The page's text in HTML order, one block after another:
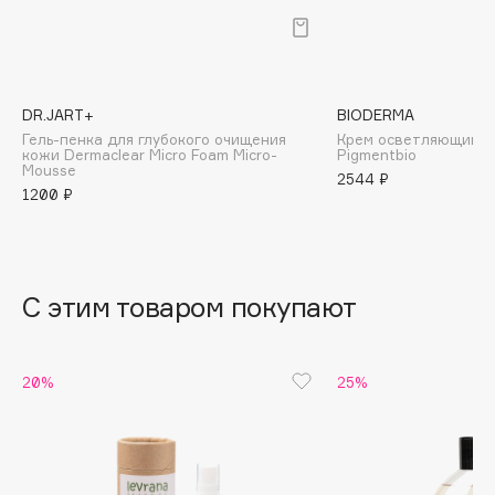
Balmain Hair Couture
Banderas
Basicare
Beautyblades
НОВИНКА
Bebble
DR.JART+
Гель-пенка для глубокого очищения
кожи Dermaclear Micro Foam Micro-
Mousse
1200 ₽
BIODERMA
Крем осветляющий
Pigmentbio
2544 ₽
С этим товаром покупают
20% 25%